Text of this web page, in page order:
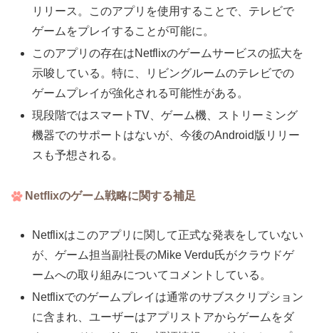
リリース。このアプリを使用することで、テレビで
ゲームをプレイすることが可能に。
このアプリの存在はNetflixのゲームサービスの拡大を
示唆している。特に、リビングルームのテレビでの
ゲームプレイが強化される可能性がある。
現段階ではスマートTV、ゲーム機、ストリーミング
機器でのサポートはないが、今後のAndroid版リリー
スも予想される。
Netflixのゲーム戦略に関する補足
Netflixはこのアプリに関して正式な発表をしていない
が、ゲーム担当副社長のMike Verdu氏がクラウドゲ
ームへの取り組みについてコメントしている。
Netflixでのゲームプレイは通常のサブスクリプション
に含まれ、ユーザーはアプリストアからゲームをダ